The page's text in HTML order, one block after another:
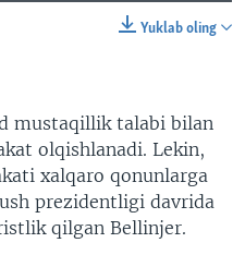
Yuklab oling
mustaqillik talabi bilan
olqishlanadi. Lekin,
xalqaro qonunlarga
prezidentligi davrida
qilgan Bellinjer.